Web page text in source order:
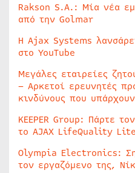
Rakson S.A.: Μία νέα
από την Golmar
Η Ajax Systems
στο YouTube
Μεγάλες εταιρείες
– Αρκετοί ερευνητές
κινδύνους που υπάρχουν
KEEPER Group: Πάρτε
το AJAX LifeQuality Lite
Olympia Electronics:
τον εργαζόμενο της,